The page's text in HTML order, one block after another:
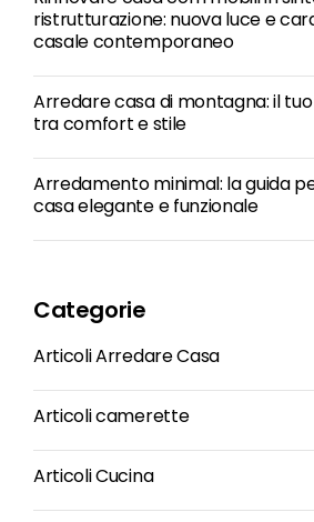
ristrutturazione: nuova luce e
casale contemporaneo
Arredare casa di montagna: il
tra comfort e stile
Arredamento minimal: la guida
casa elegante e funzionale
Categorie
Articoli Arredare Casa
Articoli camerette
Articoli Cucina